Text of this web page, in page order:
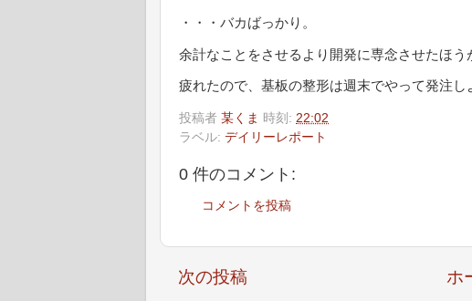
・・・バカばっかり。
余計なことをさせるより開発に専念させたほう
疲れたので、基板の整形は週末でやって発注し
投稿者 某くま 時刻: 22:02
ラベル: デイリーレポート
0 件のコメント:
コメントを投稿
次の投稿 ホ